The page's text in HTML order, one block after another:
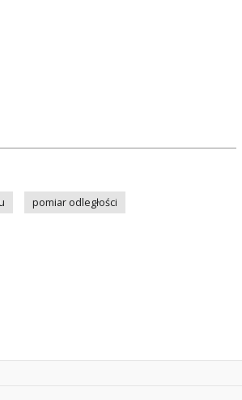
pomiar odległości